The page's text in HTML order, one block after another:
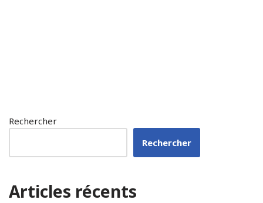
Rechercher
Rechercher
Articles récents